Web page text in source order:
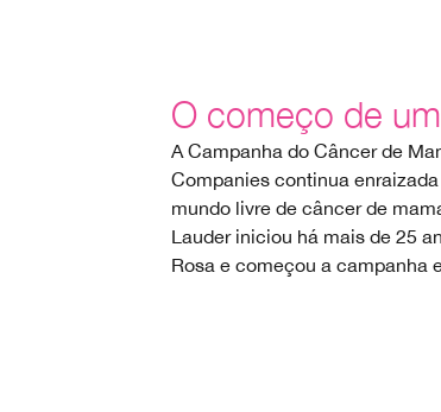
O começo de
A Campanha do Câncer de
Companies continua
mundo livre de câncer de
Lauder iniciou há mais de 25
Rosa e começou a campanha